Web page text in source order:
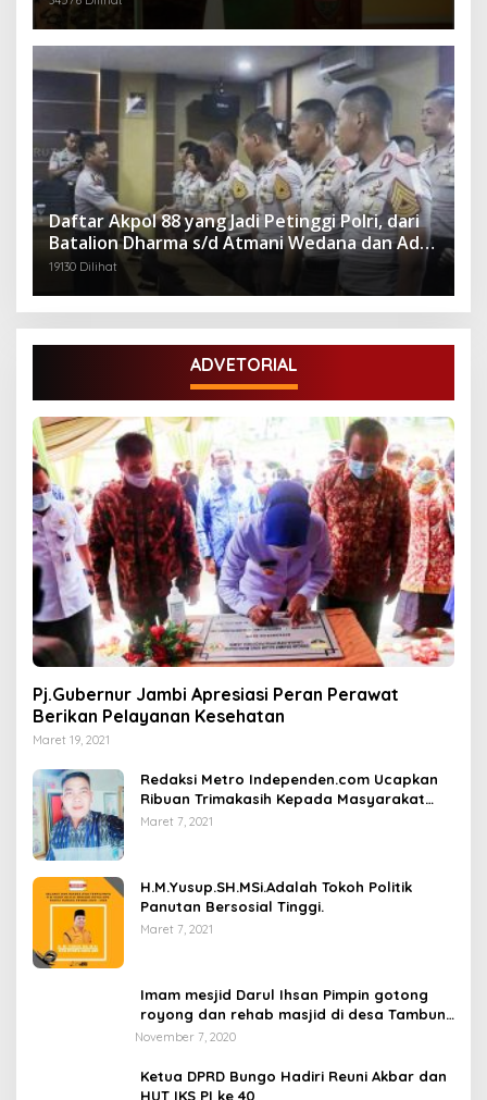
Daftar Akpol 88 yang Jadi Petinggi Polri, dari
Batalion Dharma s/d Atmani Wedana dan Adhi
Pradana
19130 Dilihat
ADVETORIAL
Pj.Gubernur Jambi Apresiasi Peran Perawat
Berikan Pelayanan Kesehatan
Maret 19, 2021
Redaksi Metro Independen.com Ucapkan
Ribuan Trimakasih Kepada Masyarakat
Pengunjung Dan Pembaca.
Maret 7, 2021
H.M.Yusup.SH.MSi.Adalah Tokoh Politik
Panutan Bersosial Tinggi.
Maret 7, 2021
Imam mesjid Darul Ihsan Pimpin gotong
royong dan rehab masjid di desa Tambun
Arang Kecamatan Sumay, kabupaten tebo
November 7, 2020
Ketua DPRD Bungo Hadiri Reuni Akbar dan
HUT IKS PI ke 40